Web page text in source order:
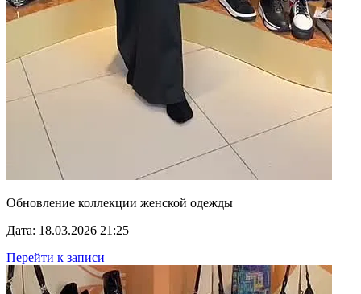
Обновление коллекции женской одежды
Дата: 18.03.2026 21:25
Перейти к записи